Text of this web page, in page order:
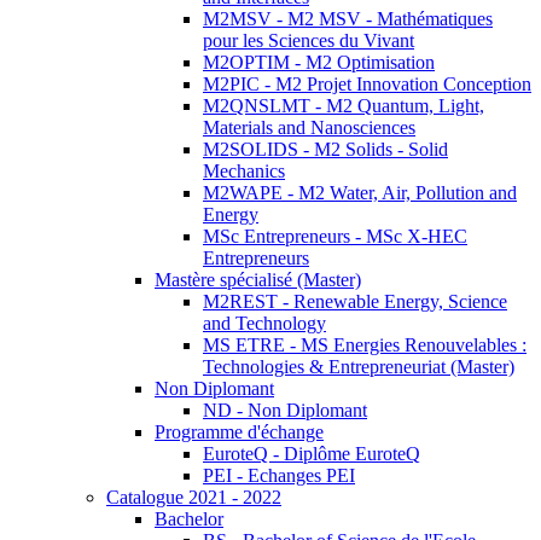
M2MSV - M2 MSV - Mathématiques
pour les Sciences du Vivant
M2OPTIM - M2 Optimisation
M2PIC - M2 Projet Innovation Conception
M2QNSLMT - M2 Quantum, Light,
Materials and Nanosciences
M2SOLIDS - M2 Solids - Solid
Mechanics
M2WAPE - M2 Water, Air, Pollution and
Energy
MSc Entrepreneurs - MSc X-HEC
Entrepreneurs
Mastère spécialisé (Master)
M2REST - Renewable Energy, Science
and Technology
MS ETRE - MS Energies Renouvelables :
Technologies & Entrepreneuriat (Master)
Non Diplomant
ND - Non Diplomant
Programme d'échange
EuroteQ - Diplôme EuroteQ
PEI - Echanges PEI
Catalogue 2021 - 2022
Bachelor